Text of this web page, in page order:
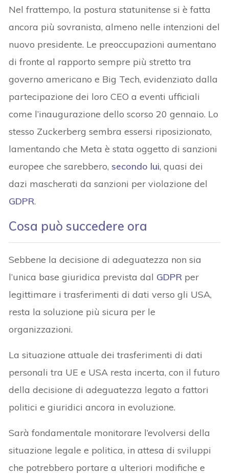
Nel frattempo, la postura statunitense si è fatta
ancora più sovranista, almeno nelle intenzioni del
nuovo presidente. Le preoccupazioni aumentano
di fronte al rapporto sempre più stretto tra
governo americano e Big Tech, evidenziato dalla
partecipazione dei loro CEO a eventi ufficiali
come l’inaugurazione dello scorso 20 gennaio. Lo
stesso Zuckerberg sembra essersi riposizionato,
lamentando che Meta è stata oggetto di sanzioni
europee che sarebbero, secondo lui, quasi dei
dazi mascherati da sanzioni per violazione del
GDPR.
Cosa può succedere ora
Sebbene la decisione di adeguatezza non sia
l’unica base giuridica prevista dal GDPR per
legittimare i trasferimenti di dati verso gli USA,
resta la soluzione più sicura per le
organizzazioni.
La situazione attuale dei trasferimenti di dati
personali tra UE e USA resta incerta, con il futuro
della decisione di adeguatezza legato a fattori
politici e giuridici ancora in evoluzione.
Sarà fondamentale monitorare l’evolversi della
situazione legale e politica, in attesa di sviluppi
che potrebbero portare a ulteriori modifiche e